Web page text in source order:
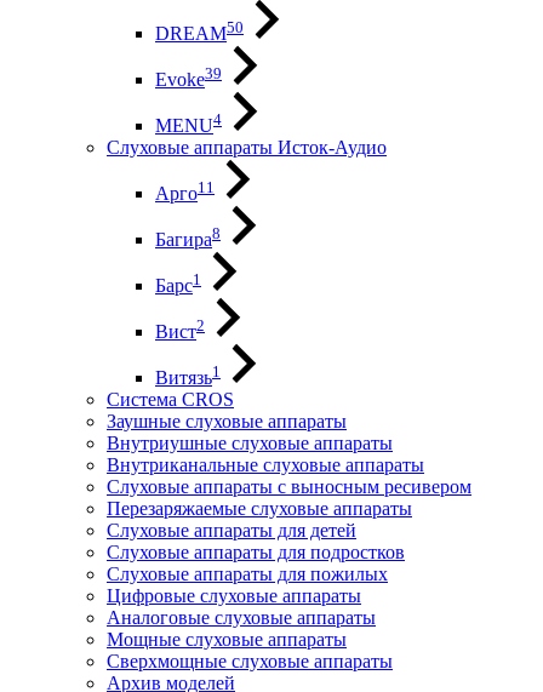
DREAM50
Evoke39
MENU4
Слуховые аппараты Исток-Аудио
Арго11
Багира8
Барс1
Вист2
Витязь1
Система CROS
Заушные слуховые аппараты
Внутриушные слуховые аппараты
Внутриканальные слуховые аппараты
Слуховые аппараты с выносным ресивером
Перезаряжаемые слуховые аппараты
Слуховые аппараты для детей
Слуховые аппараты для подростков
Слуховые аппараты для пожилых
Цифровые слуховые аппараты
Аналоговые слуховые аппараты
Мощные слуховые аппараты
Сверхмощные слуховые аппараты
Архив моделей